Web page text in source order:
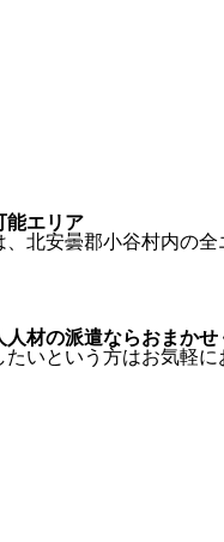
能エリア
北安曇郡小谷村内の全
材の派遣ならおまかせ
たいという方はお気軽